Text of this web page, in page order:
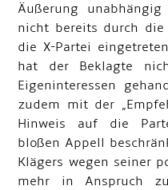
Äußerung
nicht bereits durch
die X-Partei
hat der Beklagte
Eigeninteressen
zudem mit der
Hinweis auf die
bloßen Appell
Klägers wegen seiner
mehr in Anspruch